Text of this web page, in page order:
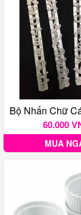
60.000
MUA